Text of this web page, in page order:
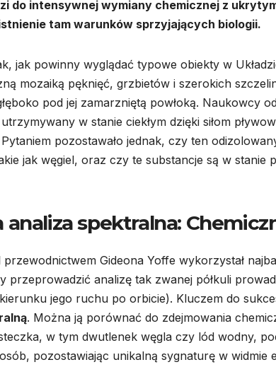
do intensywnej wymiany chemicznej z
tam warunków sprzyjających biologii.
jak powinny wyglądać typowe obiekty w
mozaiką pęknięć, grzbietów i szerokich
pod jej zamarzniętą powłoką. Naukowcy
w stanie ciekłym dzięki siłom
pozostawało jednak, czy ten
jak węgiel, oraz czy te substancje są w stanie
analiza spektralna:
przewodnictwem Gideona Yoffe wykorzystał
przeprowadzić analizę tak zwanej półkuli
jego ruchu po orbicie). Kluczem do
. Można ją porównać do zdejmowania
w tym dwutlenek węgla czy lód wodny,
pozostawiając unikalną sygnaturę w widmie